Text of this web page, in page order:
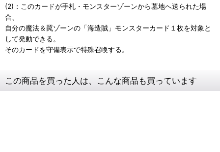
(2)：このカードが手札・モンスターゾーンから墓地へ送られた場
合、
自分の魔法＆罠ゾーンの「海造賊」モンスターカード１枚を対象と
して発動できる。
そのカードを守備表示で特殊召喚する。
この商品を買った人は、こんな商品も買っています